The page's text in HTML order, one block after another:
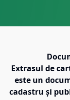
Extrasul de
este un
cadastru și